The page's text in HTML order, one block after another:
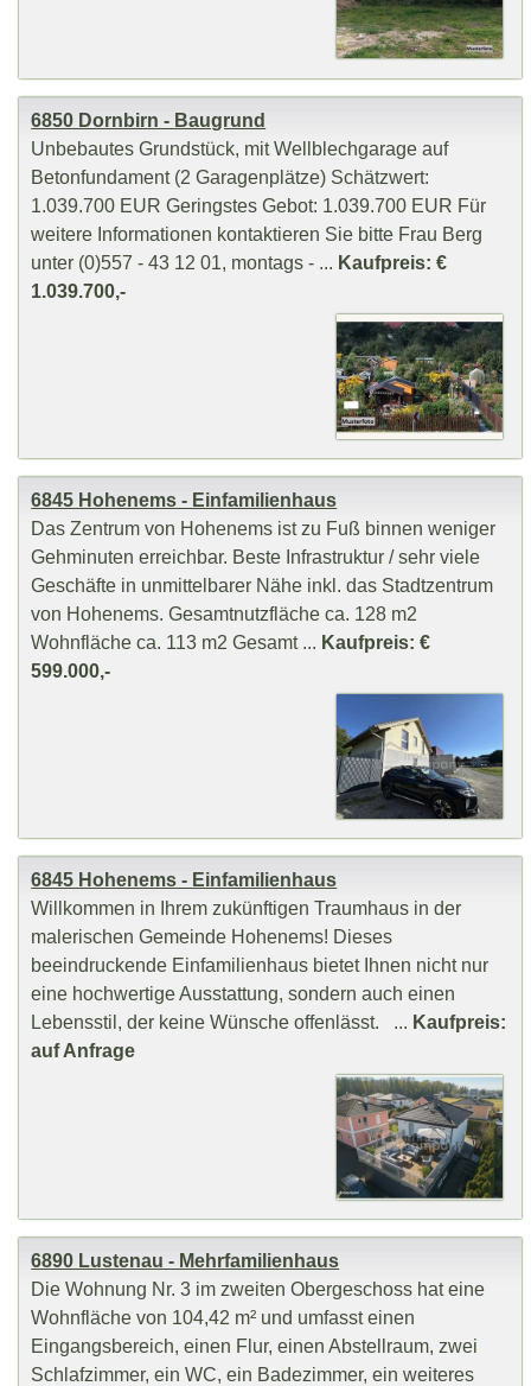
6850 Dornbirn - Baugrund
Unbebautes Grundstück, mit Wellblechgarage auf
Betonfundament (2 Garagenplätze) Schätzwert:
1.039.700 EUR Geringstes Gebot: 1.039.700 EUR Für
weitere Informationen kontaktieren Sie bitte Frau Berg
unter (0)557 - 43 12 01, montags - ... Kaufpreis: €
1.039.700,-
6845 Hohenems - Einfamilienhaus
Das Zentrum von Hohenems ist zu Fuß binnen weniger
Gehminuten erreichbar. Beste Infrastruktur / sehr viele
Geschäfte in unmittelbarer Nähe inkl. das Stadtzentrum
von Hohenems. Gesamtnutzfläche ca. 128 m2
Wohnfläche ca. 113 m2 Gesamt ... Kaufpreis: €
599.000,-
6845 Hohenems - Einfamilienhaus
Willkommen in Ihrem zukünftigen Traumhaus in der
malerischen Gemeinde Hohenems! Dieses
beeindruckende Einfamilienhaus bietet Ihnen nicht nur
eine hochwertige Ausstattung, sondern auch einen
Lebensstil, der keine Wünsche offenlässt. ... Kaufpreis:
auf Anfrage
6890 Lustenau - Mehrfamilienhaus
Die Wohnung Nr. 3 im zweiten Obergeschoss hat eine
Wohnfläche von 104,42 m² und umfasst einen
Eingangsbereich, einen Flur, einen Abstellraum, zwei
Schlafzimmer, ein WC, ein Badezimmer, ein weiteres